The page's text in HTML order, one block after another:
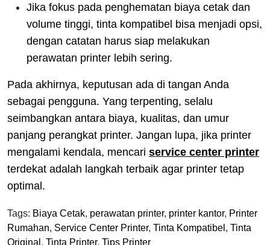
Jika fokus pada penghematan biaya cetak dan
volume tinggi, tinta kompatibel bisa menjadi opsi,
dengan catatan harus siap melakukan
perawatan printer lebih sering.
Pada akhirnya, keputusan ada di tangan Anda
sebagai pengguna. Yang terpenting, selalu
seimbangkan antara biaya, kualitas, dan umur
panjang perangkat printer. Jangan lupa, jika printer
mengalami kendala, mencari service center printer
terdekat adalah langkah terbaik agar printer tetap
optimal.
Tags: Biaya Cetak, perawatan printer, printer kantor, Printer
Rumahan, Service Center Printer, Tinta Kompatibel , Tinta
Original , Tinta Printer, Tips Printer